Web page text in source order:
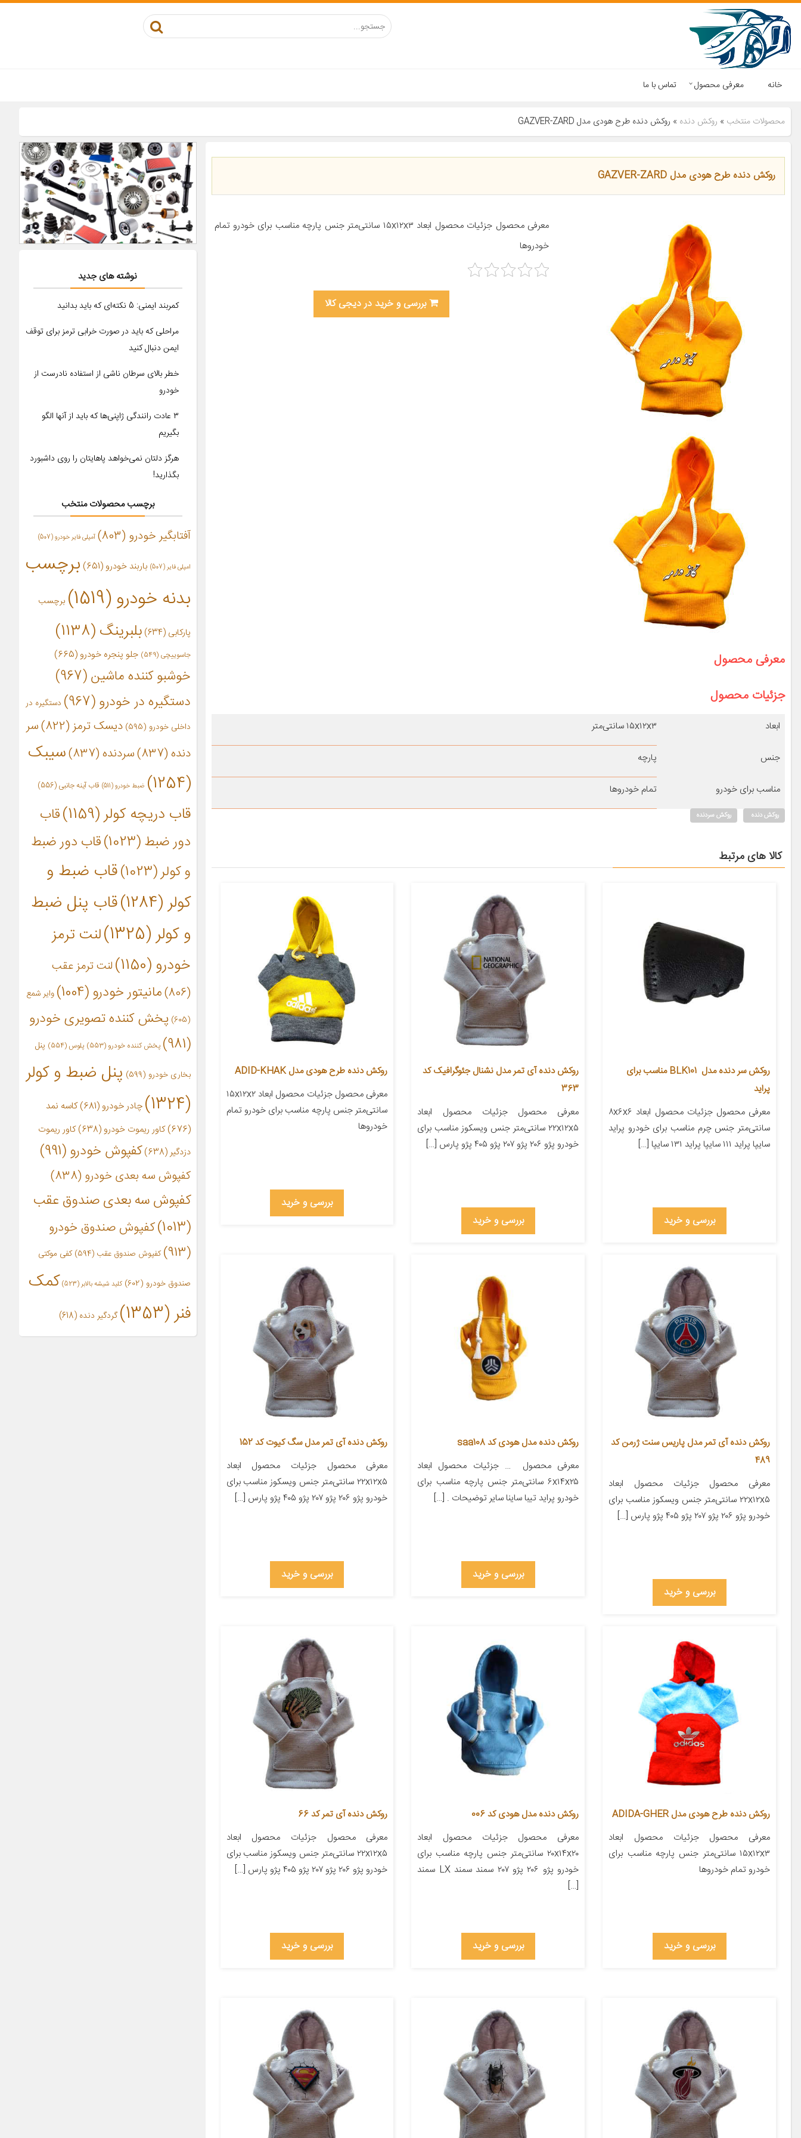
خانه معرفی محصول تماس با ما
محصولات منتخب » روکش دنده » روکش دنده طرح هودی مدل GAZVER-ZARD
روکش دنده طرح هودی مدل GAZVER-ZARD
معرفی محصول جزئیات محصول ابعاد ۱۵x۱۲x۳ سانتی‌متر جنس پارچه مناسب برای خودرو تمام
خودروها
بررسی و خرید در دیجی کالا
معرفی محصول
جزئیات محصول
ابعاد ۱۵x۱۲x۳ سانتی‌متر
جنس پارچه
مناسب برای خودرو تمام خودروها
روکش دنده روکش سردنده
کالا های مرتبط
روکش سر دنده مدل BLK101 مناسب برای
پراید
معرفی محصول جزئیات محصول ابعاد ۸x۶x۶
سانتی‌متر جنس چرم مناسب برای خودرو پراید
سایپا پراید ۱۱۱ سایپا پراید ۱۳۱ سایپا […]
بررسی و خرید
روکش دنده آی تمر مدل نشنال جئوگرافیک کد
363
معرفی محصول جزئیات محصول ابعاد
۲۲x۱۲x۵ سانتی‌متر جنس ویسکوز مناسب برای
خودرو پژو ۲۰۶ پژو ۲۰۷ پژو ۴۰۵ پژو پارس […]
بررسی و خرید
روکش دنده طرح هودی مدل ADID-KHAK
معرفی محصول جزئیات محصول ابعاد ۱۵x۱۲x۲
سانتی‌متر جنس پارچه مناسب برای خودرو تمام
خودروها
بررسی و خرید
روکش دنده آی تمر مدل پاریس سنت ژرمن کد
489
معرفی محصول جزئیات محصول ابعاد
۲۲x۱۲x۵ سانتی‌متر جنس ویسکوز مناسب برای
خودرو پژو ۲۰۶ پژو ۲۰۷ پژو ۴۰۵ پژو پارس […]
بررسی و خرید
روکش دنده مدل هودی کد saa108
معرفی محصول ‌‌‌‌‌‌‌‌‌‌‌‌‌‌‌‌‌‌‌‌‌‌‌‌‌‌‌‌‌‌‌‌‌‌‌‌‌‌‌‌‌‌‌‌‌‌‌‌‌‌‌‌‌‌‌‌‌‌‌‌‌‌‌‌‌‌‌‌‌‌‌‌‌‌‌‌‌‌‌‌‌‌‌‌‌‌‌‌‌‌‌‌‌‌‌‌‌‌‌‌‌‌‌‌‌‌‌‌‌‌‌‌‌‌‌‌‌‌‌‌‌‌‌‌‌‌‌‌‌‌‌‌‌‌‌‌‌‌‌‌‌‌‌‌‌‌‌‌‌‌ … جزئیات محصول ابعاد
۶x۱۴x۲۵ سانتی‌متر جنس پارچه مناسب برای
خودرو پراید تیبا ساینا سایر توضیحات . […]
بررسی و خرید
روکش دنده آی تمر مدل سگ کیوت کد 152
معرفی محصول جزئیات محصول ابعاد
۲۲x۱۲x۵ سانتی‌متر جنس ویسکوز مناسب برای
خودرو پژو ۲۰۶ پژو ۲۰۷ پژو ۴۰۵ پژو پارس […]
بررسی و خرید
روکش دنده طرح هودی مدل ADIDA-GHER
معرفی محصول جزئیات محصول ابعاد
۱۵x۱۲x۳ سانتی‌متر جنس پارچه مناسب برای
خودرو تمام خودروها
بررسی و خرید
روکش دنده مدل هودی کد 006
معرفی محصول جزئیات محصول ابعاد
۲۰x۱۴x۲۰ سانتی‌متر جنس پارچه مناسب برای
خودرو پژو ۲۰۶ پژو ۲۰۷ سمند سمند LX سمند
[…]
بررسی و خرید
روکش دنده آی تمر کد 66
معرفی محصول جزئیات محصول ابعاد
۲۲x۱۲x۵ سانتی‌متر جنس ویسکوز مناسب برای
خودرو پژو ۲۰۶ پژو ۲۰۷ پژو ۴۰۵ پژو پارس […]
بررسی و خرید
نوشته های جدید
کمربند ایمنی: 5 نکته‌ای که باید بدانید
مراحلی که باید در صورت خرابی ترمز برای توقف
ایمن دنبال کنید
خطر بالای سرطان ناشی از استفاده نادرست از
خودرو
۳ عادت رانندگی ژاپنی‌ها که باید از آنها الگو
بگیریم
هرگز دلتان نمی‌خواهد پاهایتان را روی داشبورد
بگذارید!
برچسب محصولات منتخب
آفتابگیر خودرو (803) آمپلی فایر خودرو(507)
امپلی فایر (507) باربند خودرو(651)
برچسب
بدنه خودرو(1519) برچسب
پارکابی (634) بلبرینگ(1138)
جاسوییچی (549) جلو پنجره خودرو (665)
خوشبو کننده ماشین(967)
دستگیره در خودرو(967)
دستگیره در
داخلی خودرو (595) دیسک ترمز(822)
سر
دنده(837) سردنده(837)
سیبک
(1254)
ضبط خودرو(511) قاب آینه جانبی (556)
قاب دریچه کولر(1159)
قاب
دور ضبط(1023)
قاب دور ضبط
و کولر(1023)
قاب ضبط و
کولر(1284)
قاب پنل ضبط
و کولر(1325)
لنت ترمز
خودرو(1150)
لنت ترمز عقب
(806)
مانیتور خودرو(1004)
وایر شمع
(605)
پخش کننده تصویری خودرو
(981)
پخش کننده خودرو(553) پلوس(554) پنل
بخاری خودرو (599)
پنل ضبط و کولر
(1324)
چادر خودرو (681)
کاسه نمد
(676)
کاور ریموت خودرو(638)
کاور ریموت
دزدگیر(638) کفپوش خودرو(991)
کفپوش سه بعدی خودرو (838)
کفپوش سه بعدی صندوق عقب
(1013)
کفپوش صندوق خودرو
(913)
کفپوش صندوق عقب (594) کفی موکتی
صندوق خودرو (602) کلید شیشه بالابر(523)
کمک
فنر(1353) گردگیر دنده (618)